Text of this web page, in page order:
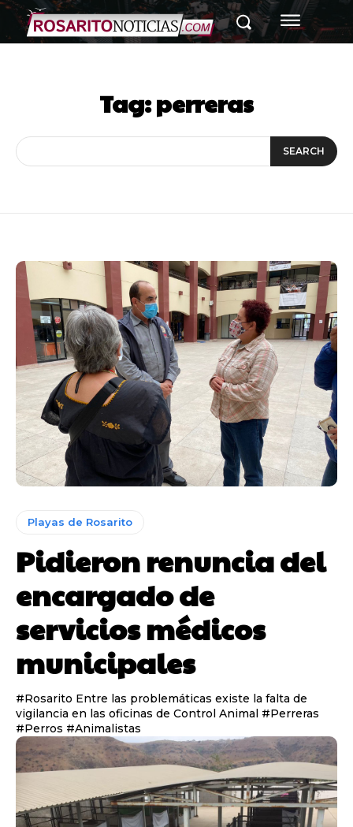
Tag:perreras
SEARCH
Playas de Rosarito
Pidieron renuncia del
encargado de
servicios médicos
municipales
#Rosarito Entre las problemáticas existe la falta de
vigilancia en las oficinas de Control Animal #Perreras
#Perros #Animalistas